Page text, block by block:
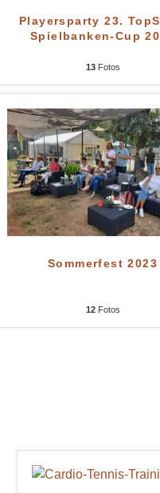
Playersparty 23.
Spielbanken-Cup
13Fotos
Sommerfest 2023
12Fotos